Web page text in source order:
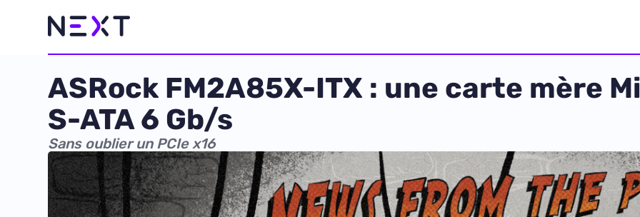
ASRock FM2A85X-ITX : une carte mère
S-ATA 6 Gb/s
Sans oublier un PCIe x16